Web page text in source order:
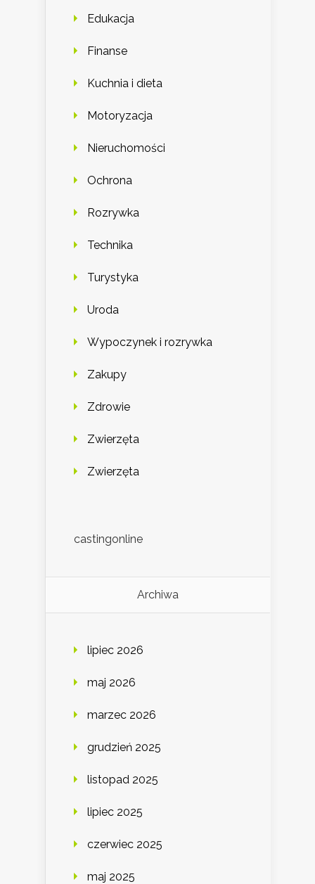
Edukacja
Finanse
Kuchnia i dieta
Motoryzacja
Nieruchomości
Ochrona
Rozrywka
Technika
Turystyka
Uroda
Wypoczynek i rozrywka
Zakupy
Zdrowie
Zwierzęta
Zwierzęta
castingonline
Archiwa
lipiec 2026
maj 2026
marzec 2026
grudzień 2025
listopad 2025
lipiec 2025
czerwiec 2025
maj 2025